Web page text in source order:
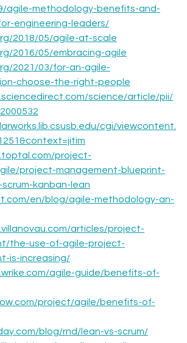
agile-methodology-benefits-and-
engineering-leaders/
2018/05/agile-at-scale
2016/05/embracing-agile
2021/03/for-an-agile-
choose-the-right-people
science/article/pii/
cgi/viewcontent.
project-
project-management-blueprint-
kanban-lean
en/blog/agile-methodology-an-
articles/project-
the-use-of-agile-project-
is-increasing/
agile-guide/benefits-of-
project/agile/benefits-of-
blog/rnd/lean-vs-scrum/